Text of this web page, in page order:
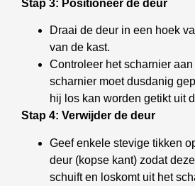
Stap 3: Positioneer de deur
Draai de deur in een hoek
van de kast.
Controleer het scharnier
scharnier moet dusdanig
hij los kan worden getikt uit
Stap 4: Verwijder de deur
Geef enkele stevige tikken
deur (kopse kant) zodat
schuift en loskomt uit het